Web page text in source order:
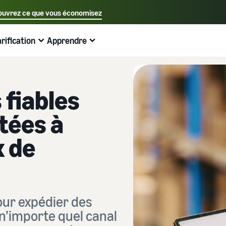
ce que vous économisez
Sélectionnez votre langue préférée
中文 - CN
Voici ce qui peut vous aider
Guide du débutant
A savoir avant de commencer à vendre
Débloquez les actions recommandées qui peuvent vous
aider à vendre 9 fois plus la première année
Externalisez l'expédition, les retours et le service client
Registre des marques
Développez vos opérations
Vendez à travers l'Europe
Économisez 53 % sur les frais d'expédition et développez
votre activité dans toute l'Union européenne
Traitez les commandes multi-canaux
Utilisez votre stock Expédié par Amazon pour les ventes
Produits à bas prix
Vendez des produits à bas prix et atteignez des millions
de clients dans le monde entier
Explorez d'autres outils et programmes
Vendez des produits faits main
Vendez vos produits artisanaux dans le monde entier
Vendez des produits reconditionnés et d'occasion à des
millions de clients Amazon
Découvrez des partenaires logiciels approuvés par
Amazon
Estimer les frais et les coûts
Calculateur de revenus
Estimez vos ventes sur Amazon
Comparez les coûts par méthode d'expédition
Apprendre
Qu'est-ce que le dropshipping ?
Externaliser l'intégralité du processus de livraison des
produits, du fabricant au client
Produits les plus vendus en ligne
Trouvez des produits tendance pour votre entreprise en
Gestion des stocks pour le commerce
électronique
Guide de base sur le fonctionnement de la gestion des
fiables
à
de
expédier des
quel canal